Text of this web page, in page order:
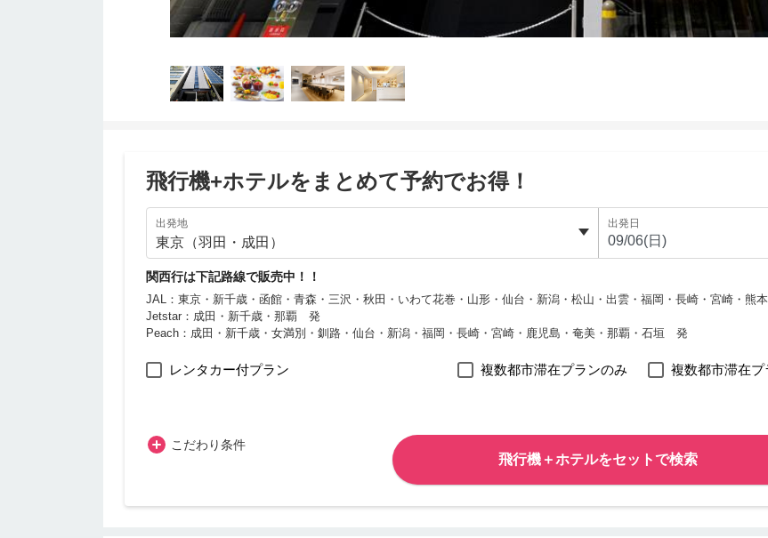
飛行機+ホテルをまとめて予約でお得！
出発地 出発日
関西行は下記路線で販売中！！
JAL：東京・新千歳・函館・青森・三沢・秋田・いわて花巻・山形・仙台・新潟・松山・出雲・福岡・長崎・宮崎・
Jetstar：成田・新千歳・那覇 発
Peach：成田・新千歳・女満別・釧路・仙台・新潟・福岡・長崎・宮崎・鹿児島・奄美・那覇・石垣 発
レンタカー付プラン 複数都市滞在プランのみ 複数都市滞在プ
こだわり条件
飛行機＋ホテルをセットで検索